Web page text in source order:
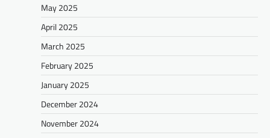
May 2025
April 2025
March 2025
February 2025
January 2025
December 2024
November 2024